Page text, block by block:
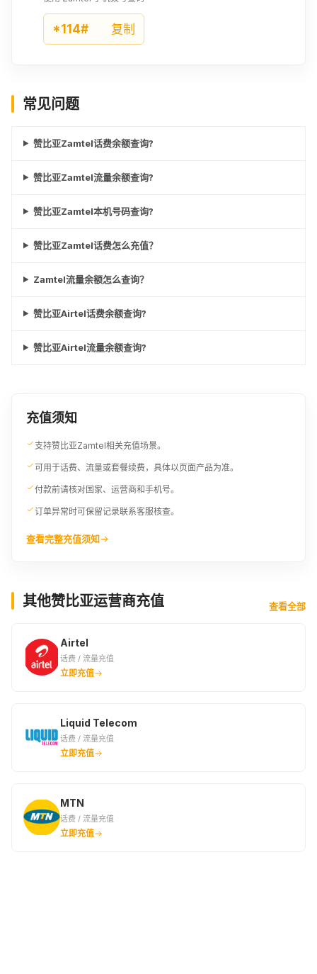
*114# 复制
常见问题
赞比亚Zamtel话费余额查询?
赞比亚Zamtel流量余额查询?
赞比亚Zamtel本机号码查询?
赞比亚Zamtel话费怎么充值？
Zamtel流量余额怎么查询？
赞比亚Airtel话费余额查询?
赞比亚Airtel流量余额查询?
充值须知
支持赞比亚Zamtel相关充值场景。
可用于话费、流量或套餐续费，具体以页面产品为准。
付款前请核对国家、运营商和手机号。
订单异常时可保留记录联系客服核查。
查看完整充值须知
其他赞比亚运营商充值 查看全部
Airtel
话费 / 流量充值
立即充值
Liquid Telecom
话费 / 流量充值
立即充值
MTN
话费 / 流量充值
立即充值